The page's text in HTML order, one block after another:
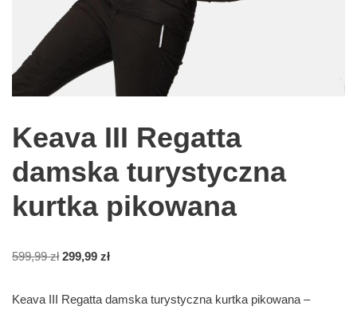
Keava III Regatta
damska turystyczna
kurtka pikowana
599,99zł 299,99 zł
Keava III Regatta damska turystyczna kurtka pikowana –